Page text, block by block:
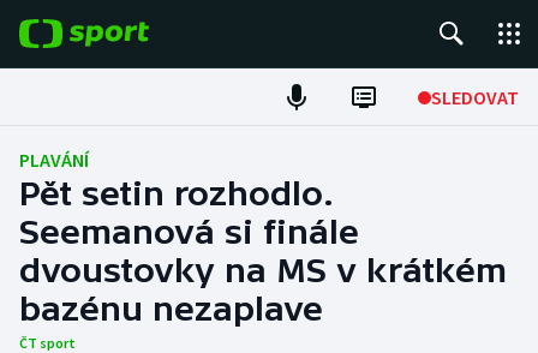
SLEDOVAT
Fotbal
Hokej
Tenis
Atletika
PLAVÁNÍ
Pět setin rozhodlo.
Seemanová si finále
dvoustovky na MS v krátkém
bazénu nezaplave
ČT sport